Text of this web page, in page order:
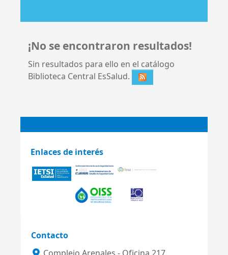
¡No se encontraron resultados!
Sin resultados para ello en el catálogo
Biblioteca Central EsSalud.
Enlaces de interés
Contacto